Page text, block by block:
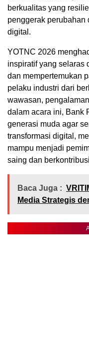
berkualitas yang
penggerak perubahan
digital.
YOTNC 2026
inspiratif yang selaras
dan mempertemukan
pelaku industri dari
wawasan,
dalam acara ini, Bank
generasi muda agar
transformasi digital,
mampu menjadi
saing dan
Baca Juga :
Media Strategis